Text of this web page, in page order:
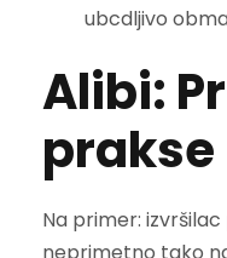
ubcdljivo
Alibi:
prakse
Na primer:
neprimetno tako